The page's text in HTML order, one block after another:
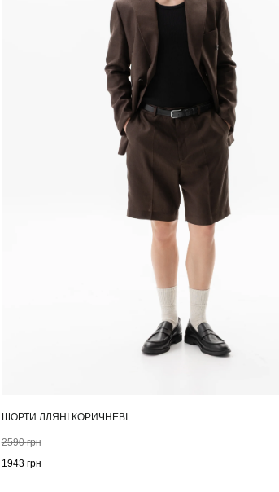
ШОРТИ ЛЛЯНІ КОРИЧНЕВІ
2590грн
1943 грн